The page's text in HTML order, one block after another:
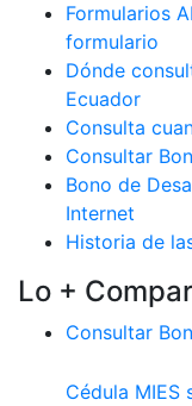
Formularios
formulario
Dónde
Ecuador
Consulta
Consultar
Bono de
Internet
Historia de
Lo +
Consultar
Cédula MIES